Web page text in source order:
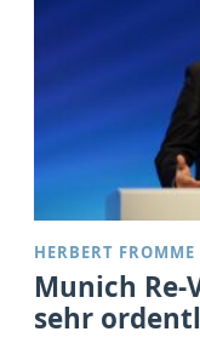
HERBERT FROMME
Munich
sehr